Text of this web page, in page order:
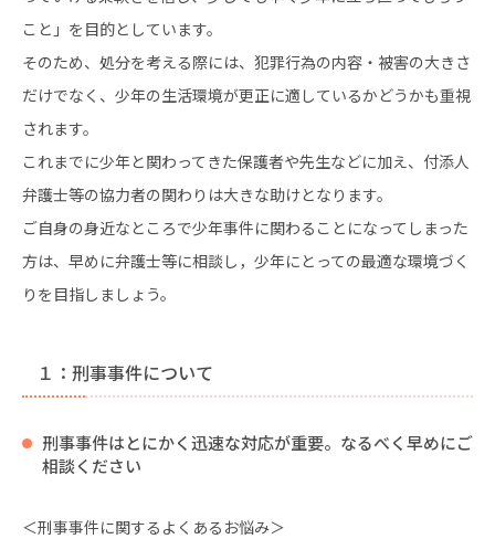
こと」を目的としています。
そのため、処分を考える際には、犯罪行為の内容・被害の大きさ
だけでなく、少年の生活環境が更正に適しているかどうかも重視
されます。
これまでに少年と関わってきた保護者や先生などに加え、付添人
弁護士等の協力者の関わりは大きな助けとなります。
ご自身の身近なところで少年事件に関わることになってしまった
方は、早めに弁護士等に相談し，少年にとっての最適な環境づく
りを目指しましょう。
１：刑事事件について
刑事事件はとにかく迅速な対応が重要。なるべく早めにご
相談ください
＜刑事事件に関するよくあるお悩み＞